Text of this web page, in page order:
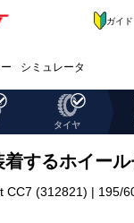
シミュレータ
ガイド
タイヤ
着するホイー
CC7 (312821) | 195/